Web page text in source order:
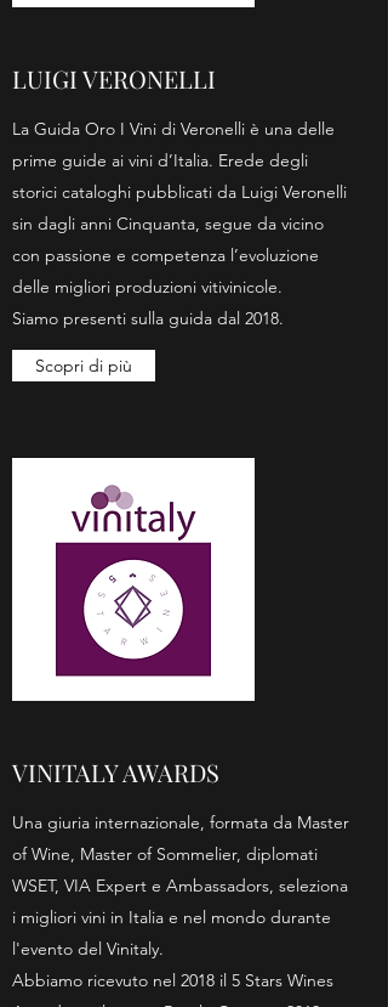
LUIGI VERONELLI
La Guida Oro I Vini di Veronelli è una delle
prime guide ai vini d’Italia. Erede degli
storici cataloghi pubblicati da Luigi Veronelli
sin dagli anni Cinquanta, segue da vicino
con passione e competenza l’evoluzione
delle migliori produzioni vitivinicole.
Siamo presenti sulla guida dal 2018.
Scopri di più
VINITALY AWARDS
Una giuria internazionale, formata da Master
of Wine, Master of Sommelier, diplomati
WSET, VIA Expert e Ambassadors, seleziona
i migliori vini in Italia e nel mondo durante
l'evento del Vinitaly.
Abbiamo ricevuto nel 2018 il 5 Stars Wines